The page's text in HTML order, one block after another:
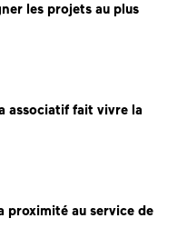
les projets au plus
associatif fait vivre la
proximité au service de